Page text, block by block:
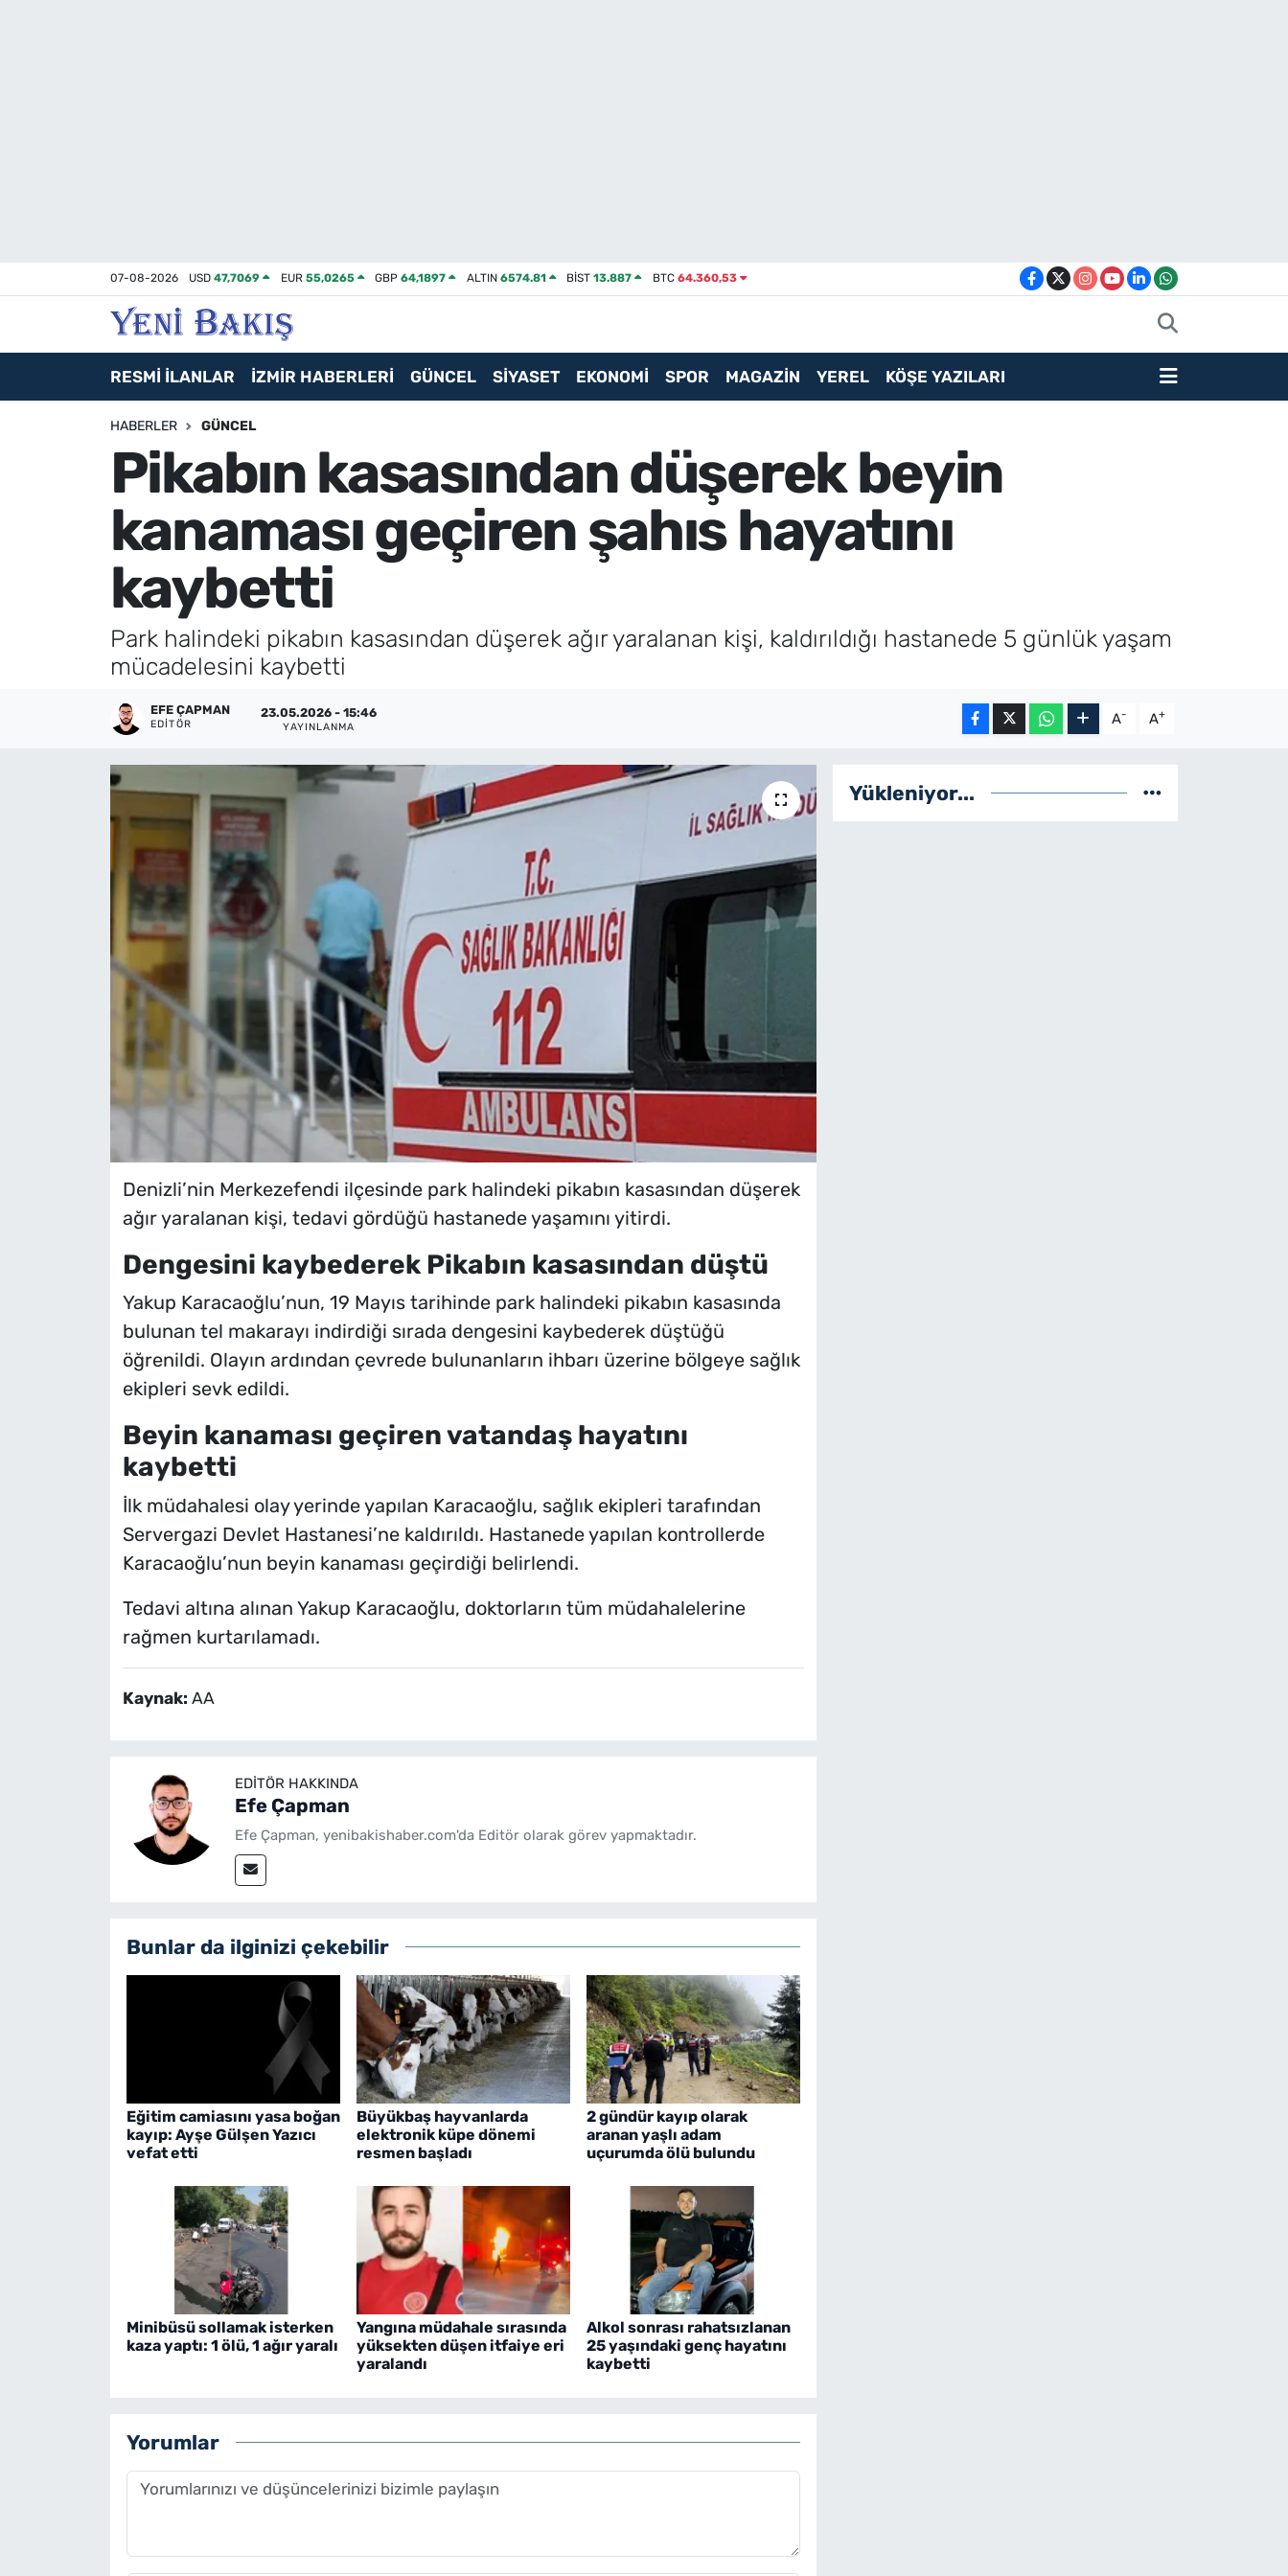
07-08-2026 USD47,7069 EUR 55,0265 GBP64,1897 ALTIN 6574.81 BİST13.887 BTC 64.360,53
RESMİ İLANLAR İZMİR HABERLERİ GÜNCEL SİYASET EKONOMİ SPOR MAGAZİN YEREL KÖŞE YAZILARI
HABERLER GÜNCEL
Pikabın kasasından düşerek beyin
kanaması geçiren şahıs hayatını
kaybetti
Park halindeki pikabın kasasından düşerek ağır yaralanan kişi, kaldırıldığı hastanede 5 günlük yaşam
mücadelesini kaybetti
EFE ÇAPMAN
EDITÖR
23.05.2026 - 15:46
YAYINLANMA A- A+
Denizli’nin Merkezefendi ilçesinde park halindeki pikabın kasasından düşerek
ağır yaralanan kişi, tedavi gördüğü hastanede yaşamını yitirdi.
Dengesini kaybederek Pikabın kasasından düştü
Yakup Karacaoğlu’nun, 19 Mayıs tarihinde park halindeki pikabın kasasında
bulunan tel makarayı indirdiği sırada dengesini kaybederek düştüğü
öğrenildi. Olayın ardından çevrede bulunanların ihbarı üzerine bölgeye sağlık
ekipleri sevk edildi.
Beyin kanaması geçiren vatandaş hayatını
kaybetti
İlk müdahalesi olay yerinde yapılan Karacaoğlu, sağlık ekipleri tarafından
Servergazi Devlet Hastanesi’ne kaldırıldı. Hastanede yapılan kontrollerde
Karacaoğlu’nun beyin kanaması geçirdiği belirlendi.
Tedavi altına alınan Yakup Karacaoğlu, doktorların tüm müdahalelerine
rağmen kurtarılamadı.
Kaynak: AA
EDITÖR HAKKINDA
Efe Çapman
Efe Çapman, yenibakishaber.com'da Editör olarak görev yapmaktadır.
Bunlar da ilginizi çekebilir
Eğitim camiasını yasa boğan
kayıp: Ayşe Gülşen Yazıcı
vefat etti
Büyükbaş hayvanlarda
elektronik küpe dönemi
resmen başladı
2 gündür kayıp olarak
aranan yaşlı adam
uçurumda ölü bulundu
Minibüsü sollamak isterken
kaza yaptı: 1 ölü, 1 ağır yaralı
Yangına müdahale sırasında
yüksekten düşen itfaiye eri
yaralandı
Alkol sonrası rahatsızlanan
25 yaşındaki genç hayatını
kaybetti
Yorumlar
Yükleniyor...
Asayiş / Polis-Adliye
Magazin
İletişim